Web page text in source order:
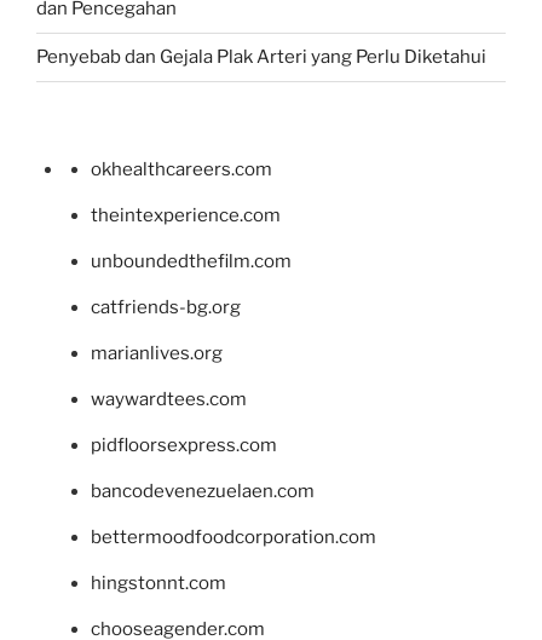
dan Pencegahan
Penyebab dan Gejala Plak Arteri yang Perlu Diketahui
okhealthcareers.com
theintexperience.com
unboundedthefilm.com
catfriends-bg.org
marianlives.org
waywardtees.com
pidfloorsexpress.com
bancodevenezuelaen.com
bettermoodfoodcorporation.com
hingstonnt.com
chooseagender.com